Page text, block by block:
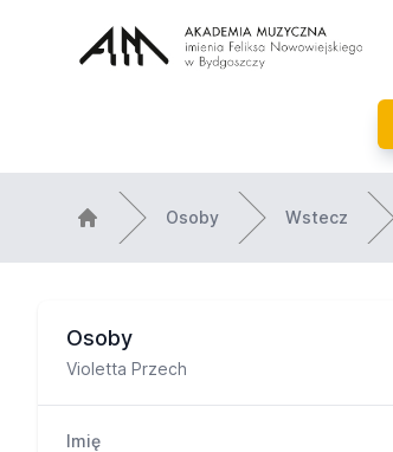
Osoby Wstecz
Osoby
Violetta Przech
Imię